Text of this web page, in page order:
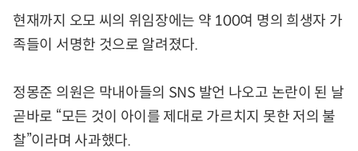
현재까지 오모 씨의 위임장에는 약 100여 명의 희생자 가
족들이 서명한 것으로 알려졌다.
정몽준 의원은 막내아들의 SNS 발언 나오고 논란이 된 날
곧바로 “모든 것이 아이를 제대로 가르치지 못한 저의 불
찰”이라며 사과했다.